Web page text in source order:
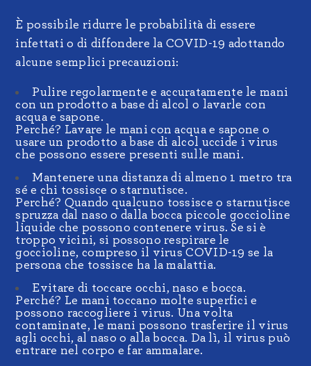
È possibile ridurre le probabilità di essere
infettati o di diffondere la COVID-19 adottando
alcune semplici precauzioni:
Pulire regolarmente e accuratamente le mani
con un prodotto a base di alcol o lavarle con
acqua e sapone.
Perché? Lavare le mani con acqua e sapone o
usare un prodotto a base di alcol uccide i virus
che possono essere presenti sulle mani.
Mantenere una distanza di almeno 1 metro tra
sé e chi tossisce o starnutisce.
Perché? Quando qualcuno tossisce o starnutisce
spruzza dal naso o dalla bocca piccole goccioline
liquide che possono contenere virus. Se si è
troppo vicini, si possono respirare le
goccioline, compreso il virus COVID-19 se la
persona che tossisce ha la malattia.
Evitare di toccare occhi, naso e bocca.
Perché? Le mani toccano molte superfici e
possono raccogliere i virus. Una volta
contaminate, le mani possono trasferire il virus
agli occhi, al naso o alla bocca. Da lì, il virus può
entrare nel corpo e far ammalare.